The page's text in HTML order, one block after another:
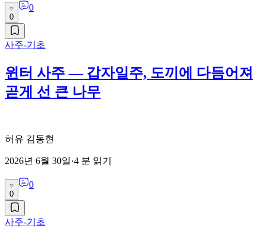
0
0
사주-기초
윈터 사주 — 갑자일주, 도끼에 다듬어져
곧게 선 큰 나무
허유 김동현
2026년 6월 30일·4 분 읽기
0
0
사주-기초